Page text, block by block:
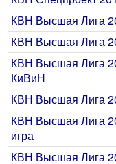
КВН Высшая Лига
КВН Высшая Лига
КВН Высшая Лига
КиВиН
КВН Высшая Лига
КВН Высшая Лига
игра
КВН Высшая Лига